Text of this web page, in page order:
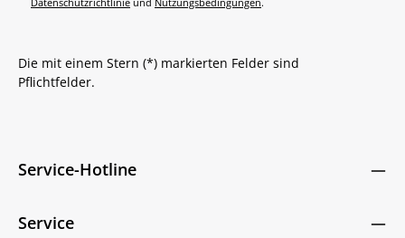
Datenschutzrichtlinie und Nutzungsbedingungen.
Die mit einem Stern (*) markierten Felder sind
Pflichtfelder.
Service-Hotline
Service